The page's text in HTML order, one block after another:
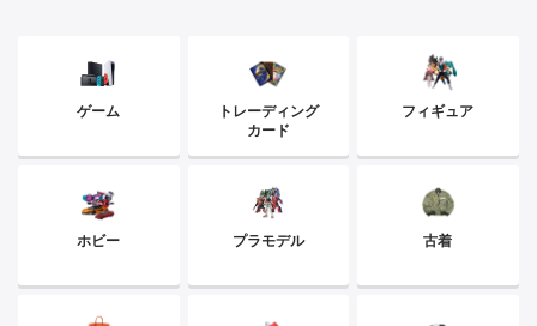
ゲーム
トレーディング
カード
フィギュア
ホビー プラモデル 古着